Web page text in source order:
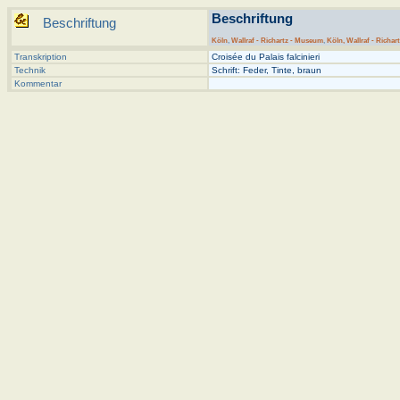
Beschriftung Beschriftung
Köln, Wallraf - Richartz - Museum, Köln, Wallraf -
Transkription
Croisée du Palais falcinieri
Technik
Schrift: Feder, Tinte, braun
Kommentar